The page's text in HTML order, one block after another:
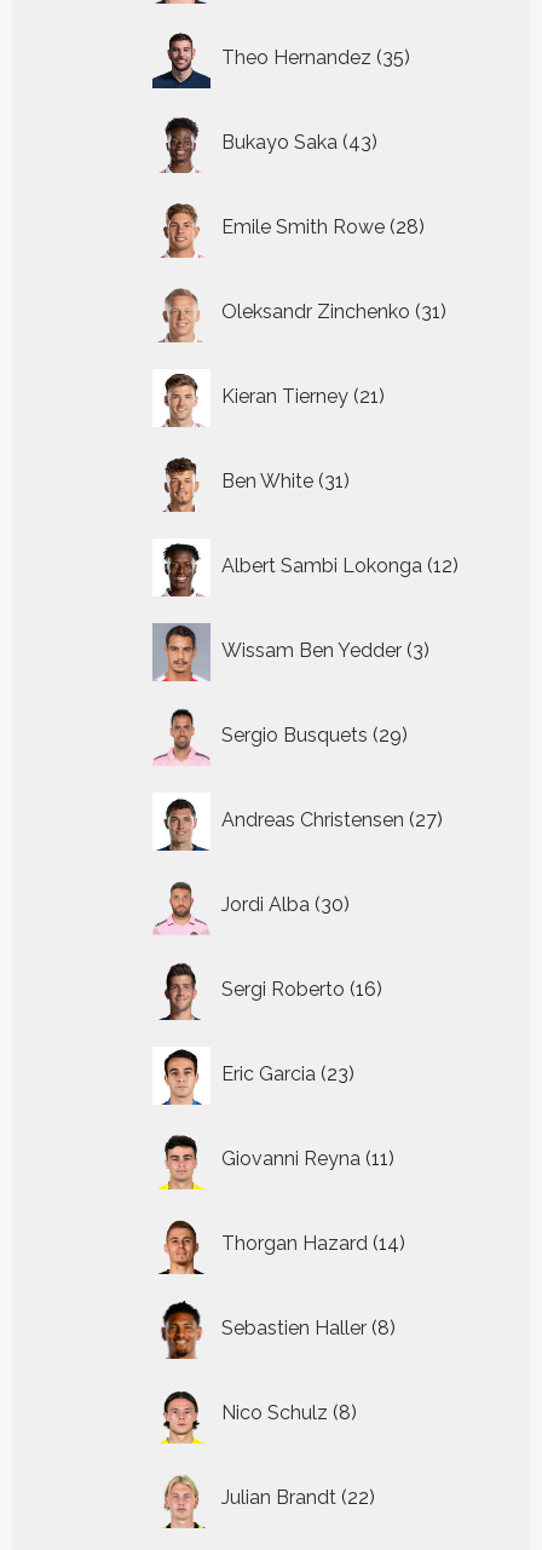
Theo Hernandez 35
producten
Bukayo Saka 43
producten
Emile Smith Rowe 28
producten
Oleksandr Zinchenko 31
producten
Kieran Tierney 21
producten
Ben White 31
producten
Albert Sambi Lokonga 12
Wissam Ben Yedder 3
producten
Sergio Busquets 29
producten
Andreas Christensen 27
producten
Jordi Alba 30
producten
Sergi Roberto 16
producten
Eric Garcia 23
producten
Giovanni Reyna 11
producten
Thorgan Hazard 14
producten
Sebastien Haller 8
producten
Nico Schulz 8
producten
Julian Brandt 22
producten